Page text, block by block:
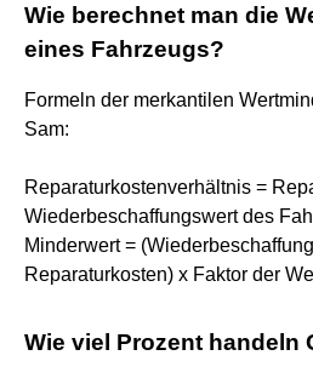
Wie berechnet man die
eines Fahrzeugs?
Formeln der merkantilen
Sam:
Reparaturkostenverhältnis =
Wiederbeschaffungswert des
Minderwert =
Reparaturkosten) x Faktor der
Wie viel Prozent handeln